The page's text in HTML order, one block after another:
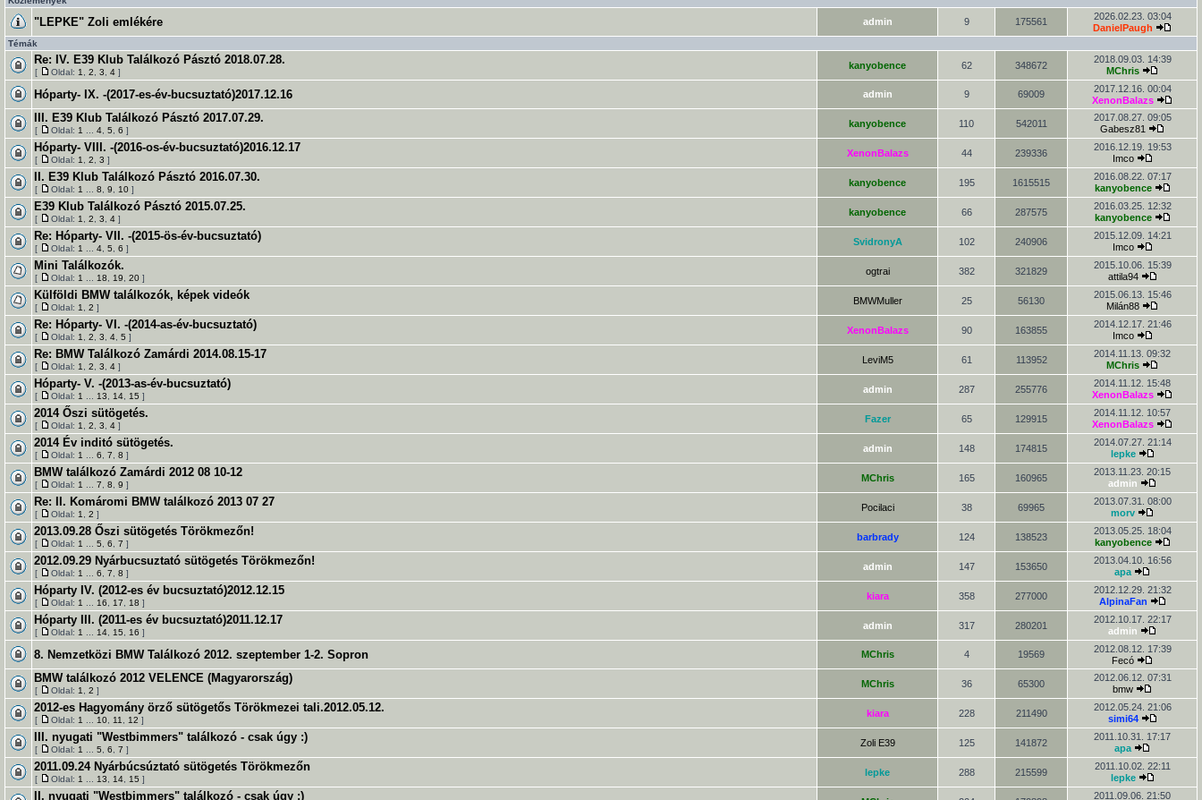
"LEPKE" Zoli emlékére admin 9 175561
2026.02.23. 03:04
DanielPaugh
Témák
Re: IV. E39 Klub Találkozó Pásztó 2018.07.28.
[ Oldal: 1 2 3 4 ]
kanyobence 62 348672
2018.09.03. 14:39
MChris
Hóparty- IX. -(2017-es-év-bucsuztató)2017.12.16 admin 9 69009
2017.12.16. 00:04
XenonBalazs
III. E39 Klub Találkozó Pásztó 2017.07.29.
[ Oldal: 1 4 5 6 ]
kanyobence 110 542011
2017.08.27. 09:05
Gabesz81
Hóparty- VIII. -(2016-os-év-bucsuztató)2016.12.17
[ Oldal: 1 2 3 ]
XenonBalazs 44 239336
2016.12.19. 19:53
Imco
II. E39 Klub Találkozó Pásztó 2016.07.30.
[ Oldal: 1 8 9 10 ]
kanyobence 195 1615515
2016.08.22. 07:17
kanyobence
E39 Klub Találkozó Pásztó 2015.07.25.
[ Oldal: 1 2 3 4 ]
kanyobence 66 287575
2016.03.25. 12:32
kanyobence
Re: Hóparty- VII. -(2015-ös-év-bucsuztató)
[ Oldal: 1 4 5 6 ]
SvidronyA 102 240906
2015.12.09. 14:21
Imco
Mini Találkozók.
[ Oldal: 1 18 19 20 ]
ogtrai 382 321829
2015.10.06. 15:39
attila94
Külföldi BMW találkozók, képek videók
[ Oldal: 1 2 ]
BMWMuller 25 56130
2015.06.13. 15:46
Milán88
Re: Hóparty- VI. -(2014-as-év-bucsuztató)
[ Oldal: 1 2 3 4 5 ]
XenonBalazs 90 163855
2014.12.17. 21:46
Imco
Re: BMW Találkozó Zamárdi 2014.08.15-17
[ Oldal: 1 2 3 4 ]
LeviM5 61 113952
2014.11.13. 09:32
MChris
Hóparty- V. -(2013-as-év-bucsuztató)
[ Oldal: 1 13 14 15 ]
admin 287 255776
2014.11.12. 15:48
XenonBalazs
2014 Őszi sütögetés.
[ Oldal: 1 2 3 4 ]
Fazer 65 129915
2014.11.12. 10:57
XenonBalazs
2014 Év inditó sütögetés.
[ Oldal: 1 6 7 8 ]
admin 148 174815
2014.07.27. 21:14
lepke
BMW találkozó Zamárdi 2012 08 10-12
[ Oldal: 1 7 8 9 ]
MChris 165 160965
2013.11.23. 20:15
admin
Re: II. Komáromi BMW találkozó 2013 07 27
[ Oldal: 1 2 ]
Pocilaci 38 69965
2013.07.31. 08:00
morv
2013.09.28 Őszi sütögetés Törökmezőn!
[ Oldal: 1 5 6 7 ]
barbrady 124 138523
2013.05.25. 18:04
kanyobence
2012.09.29 Nyárbucsuztató sütögetés Törökmezőn!
[ Oldal: 1 6 7 8 ]
admin 147 153650
2013.04.10. 16:56
apa
Hóparty IV. (2012-es év bucsuztató)2012.12.15
[ Oldal: 1 16 17 18 ]
kiara 358 277000
2012.12.29. 21:32
AlpinaFan
Hóparty III. (2011-es év bucsuztató)2011.12.17
[ Oldal: 1 14 15 16 ]
admin 317 280201
2012.10.17. 22:17
admin
8. Nemzetközi BMW Találkozó 2012. szeptember 1-2. Sopron MChris 4 19569
2012.08.12. 17:39
Fecó
BMW találkozó 2012 VELENCE (Magyarország)
[ Oldal: 1 2 ]
MChris 36 65300
2012.06.12. 07:31
bmw
2012-es Hagyomány örző sütögetős Törökmezei tali.2012.05.12.
[ Oldal: 1 10 11 12 ]
kiara 228 211490
2012.05.24. 21:06
simi64
III. nyugati "Westbimmers" találkozó - csak úgy :)
[ Oldal: 1 5 6 7 ]
Zoli E39 125 141872
2011.10.31. 17:17
apa
2011.09.24 Nyárbúcsúztató sütögetés Törökmezőn
[ Oldal: 1 13 14 15 ]
lepke 288 215599
2011.10.02. 22:11
lepke
II. nyugati "Westbimmers" találkozó - csak úgy :)
2011.09.06. 21:50